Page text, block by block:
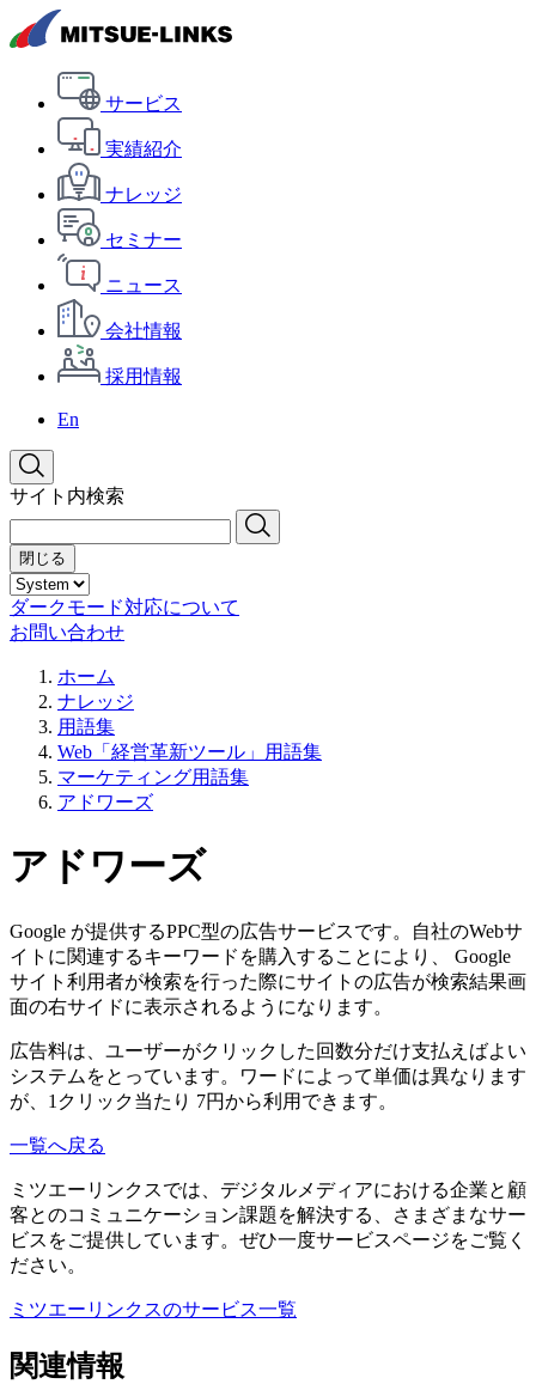
サービス
実績紹介
ナレッジ
セミナー
ニュース
会社情報
採用情報
En
サイト内検索
閉じる
ダークモード対応について
お問い合わせ
ホーム
ナレッジ
用語集
Web「経営革新ツール」用語集
マーケティング用語集
アドワーズ
アドワーズ
Google が提供するPPC型の広告サービスです。自社のWebサ
イトに関連するキーワードを購入することにより、 Google
サイト利用者が検索を行った際にサイトの広告が検索結果画
面の右サイドに表示されるようになります。
広告料は、ユーザーがクリックした回数分だけ支払えばよい
システムをとっています。ワードによって単価は異なります
が、1クリック当たり 7円から利用できます。
一覧へ戻る
ミツエーリンクスでは、デジタルメディアにおける企業と顧
客とのコミュニケーション課題を解決する、さまざまなサー
ビスをご提供しています。ぜひ一度サービスページをご覧く
ださい。
ミツエーリンクスのサービス一覧
関連情報